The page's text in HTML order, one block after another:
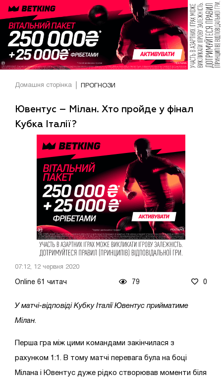
Домашня сторінка ПРОГНОЗИ
Ювентус – Мілан. Хто пройде у фінал
Кубка Італії?
07:12, 12 червня 2020
Online 61 читач 79 0
У матчі-відповіді Кубку Італії Ювентус прийматиме
Мілан
Перша гра між цими командами закінчилася з
рахунком 1:1. В тому матчі перевага була на боці
Мілана і Ювентус дуже рідко створював моменти біля